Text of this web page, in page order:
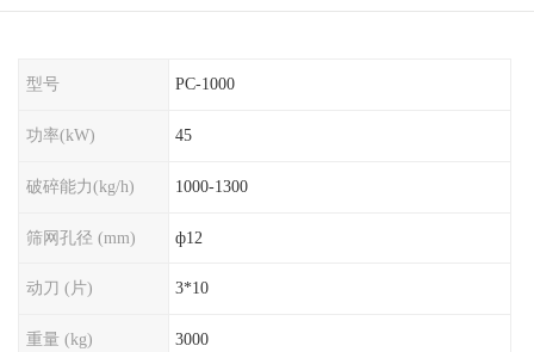
型号 PC-1000
功率(kW) 45
破碎能力(kg/h) 1000-1300
筛网孔径 (mm) ф12
动刀 (片) 3*10
重量 (kg) 3000